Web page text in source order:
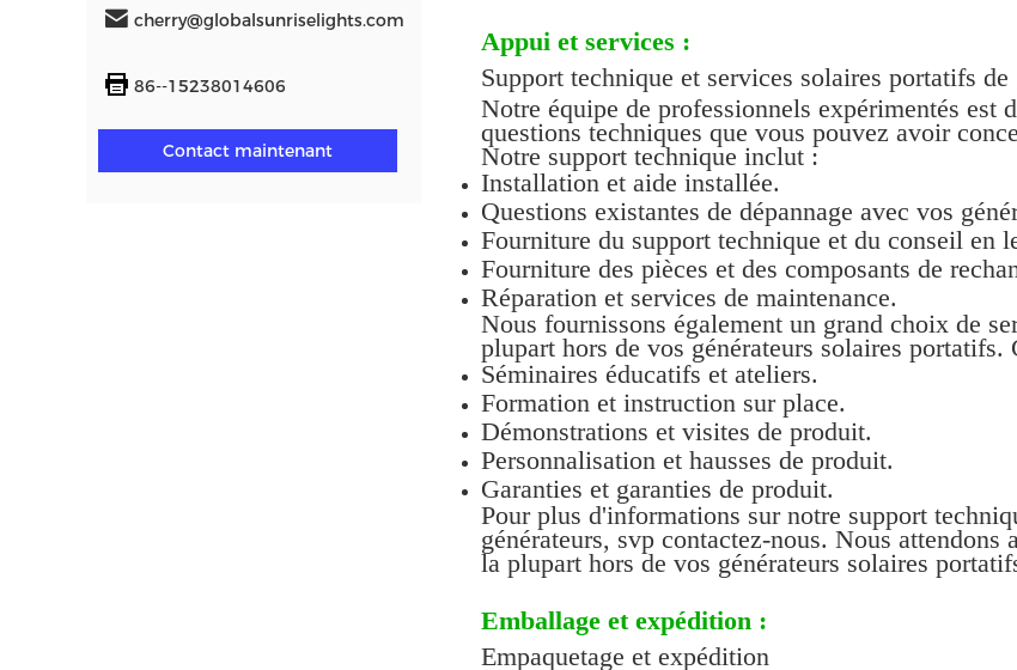
cherry@globalsunriselights.com
86--15238014606
Contact maintenant
Appui et services :
Support technique et services solaires portatifs de
Notre équipe de professionnels expérimentés est
questions techniques que vous pouvez avoir
Notre support technique inclut :
Installation et aide installée.
Questions existantes de dépannage avec vos
Fourniture du support technique et du conseil en
Fourniture des pièces et des composants de
Réparation et services de maintenance.
Nous fournissons également un grand choix de
plupart hors de vos générateurs solaires
Séminaires éducatifs et ateliers.
Formation et instruction sur place.
Démonstrations et visites de produit.
Personnalisation et hausses de produit.
Garanties et garanties de produit.
Pour plus d'informations sur notre support
générateurs, svp contactez-nous. Nous
la plupart hors de vos générateurs solaires
Emballage et expédition :
Empaquetage et expédition